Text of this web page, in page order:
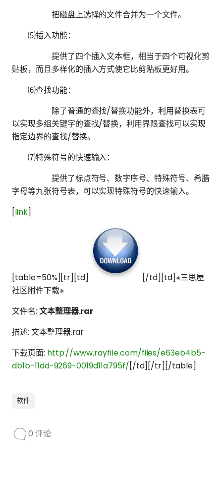
把磁盘上选择的文件合并为一个文件。
⑸插入功能：
提供了四个插入文本框，相当于四个可视化剪
贴板，而且多样化的插入方式使它比剪贴板更好用。
⑹查找功能：
除了普通的查找/替换功能外，利用替换表可
以实现多组关键字的查找/替换，利用界限查找可以实现
指定边界的查找/替换。
⑺特殊符号的快速输入：
提供了标点符号、数字序号、特殊符号、希腊
字母等九张符号表，可以实现特殊符号的快速输入。
[link]
[table=50%][tr][td]
[/td][td]※三思屋
社区附件下载※
文件名: 文本整理器.rar
描述: 文本整理器.rar
下载页面: http://www.rayfile.com/files/e63eb4b5-
db1b-11dd-9269-0019d11a795f/[/td][/tr][/table]
软件
0 评论